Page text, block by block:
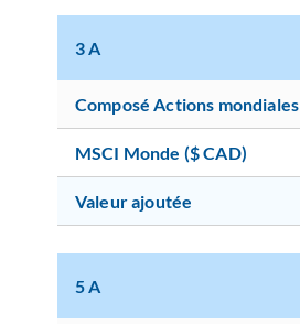
3 A
Composé Actions mondiales
MSCI Monde ($ CAD)
Valeur ajoutée
5 A